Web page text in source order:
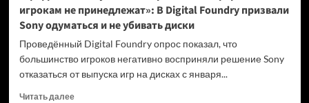
игрокам не принедлежат»: В Digital Foundry призвали
Sony одуматься и не убивать диски
Проведённый Digital Foundry опрос показал, что
большинство игроков негативно восприняли решение Sony
отказаться от выпуска игр на дисках с января...
Читать далееПрочитать